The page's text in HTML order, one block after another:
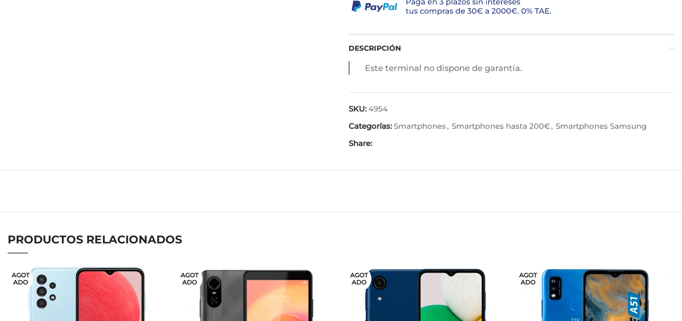
DESCRIPCIÓN
Este terminal no dispone de garantía.
SKU:4954
Categorías: Smartphones , Smartphones hasta 200€, Smartphones Samsung
Share:
PRODUCTOS RELACIONADOS
AGOT
ADO
AGOT
ADO
AGOT
ADO
AGOT
ADO